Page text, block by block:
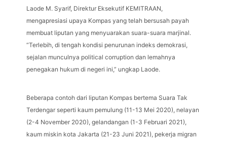
Laode M. Syarif, Direktur Eksekutif KEMITRAAN,
mengapresiasi upaya Kompas yang telah bersusah payah
membuat liputan yang menyuarakan suara-suara marjinal.
“Terlebih, di tengah kondisi penurunan indeks demokrasi,
sejalan munculnya political corruption dan lemahnya
penegakan hukum di negeri ini,” ungkap Laode.
Beberapa contoh dari liputan Kompas bertema Suara Tak
Terdengar seperti kaum pemulung (11-13 Mei 2020), nelayan
(2-4 November 2020), gelandangan (1-3 Februari 2021),
kaum miskin kota Jakarta (21-23 Juni 2021), pekerja migran